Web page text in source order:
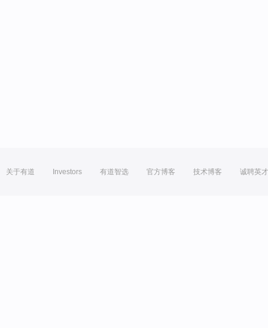
关于有道 Investors 有道智选 官方博客 技术博客 诚聘英才